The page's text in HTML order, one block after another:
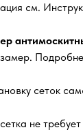
см.
сеток
не